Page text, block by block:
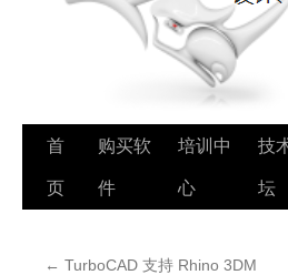
跳
至
首
页
购买软
件
培训中
心
技
坛
← TurboCAD 支持 Rhino 3DM